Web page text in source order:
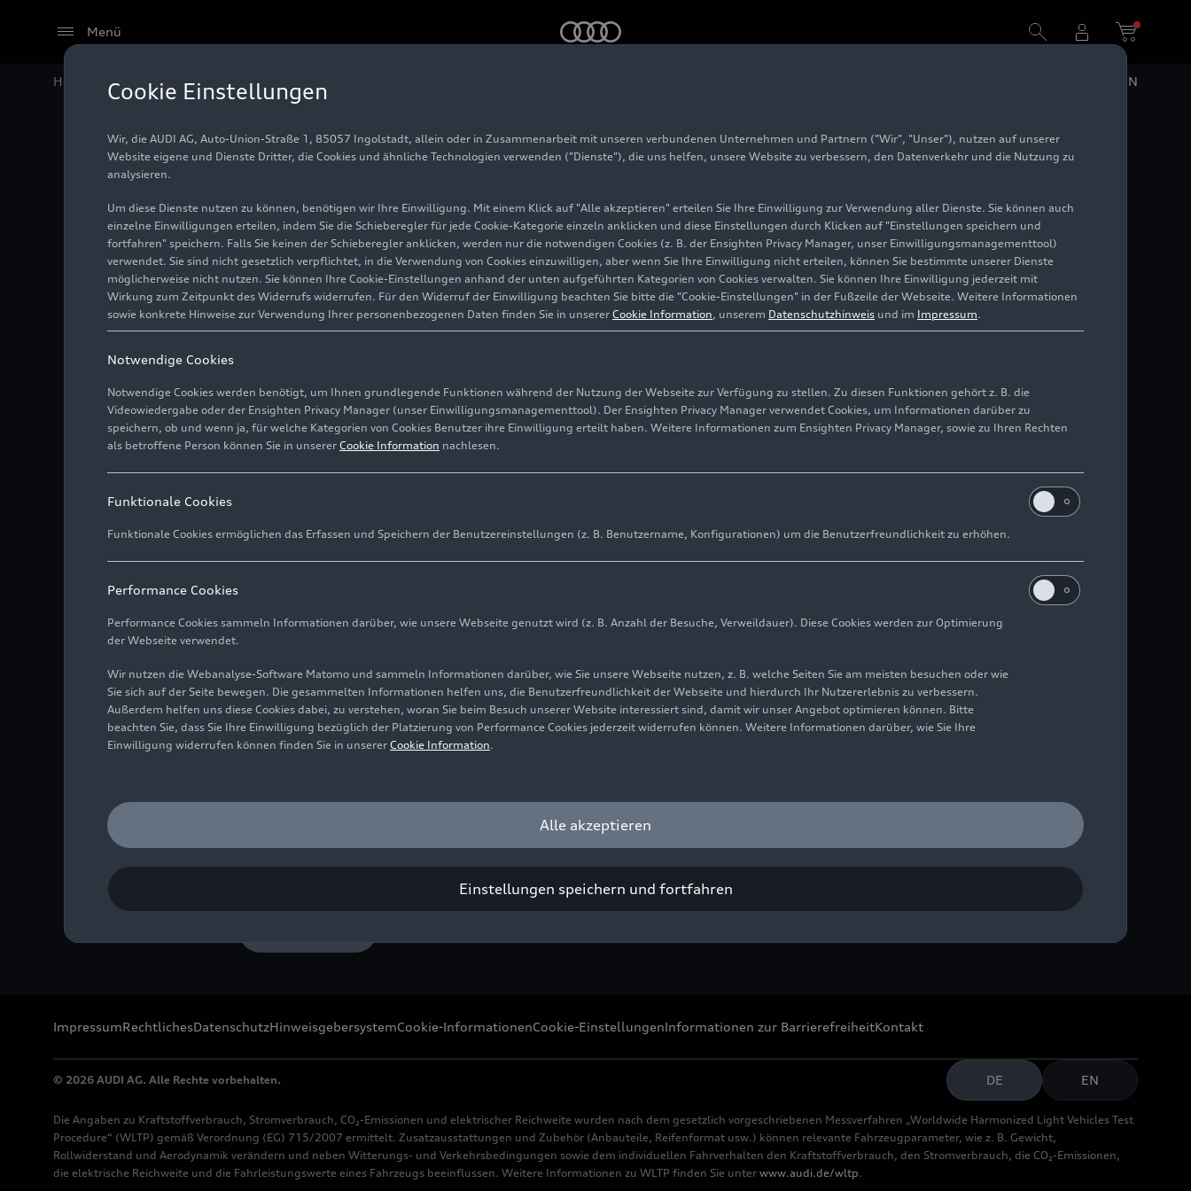
Menü
Home Audi Media Center Fotos EN
24h Spa 2022
Foto 31.07.2022 Spa-Francorchamps
Audi R8 LMS #66 (Audi Sport Team Attempto), Ricardo Feller/Dennis Marschall/Markus Winkelhock
Rechte: Verwendung für Pressezwecke honorarfrei
ImpressumRechtlichesDatenschutzHinweisgebersystemCookie-InformationenCookie-EinstellungenInformationen zur BarrierefreiheitKontakt
© 2026 AUDI AG. Alle Rechte vorbehalten. DE EN
Die Angaben zu Kraftstoffverbrauch, Stromverbrauch, CO₂-Emissionen und elektrischer Reichweite wurden nach dem gesetzlich vorgeschriebenen Messverfahren „Worldwide Harmonized Light Vehicles Test
Procedure“ (WLTP) gemäß Verordnung (EG) 715/2007 ermittelt. Zusatzausstattungen und Zubehör (Anbauteile, Reifenformat usw.) können relevante Fahrzeugparameter, wie z. B. Gewicht,
Rollwiderstand und Aerodynamik verändern und neben Witterungs- und Verkehrsbedingungen sowie dem individuellen Fahrverhalten den Kraftstoffverbrauch, den Stromverbrauch, die CO₂-Emissionen,
die elektrische Reichweite und die Fahrleistungswerte eines Fahrzeugs beeinflussen. Weitere Informationen zu WLTP finden Sie unter www.audi.de/wltp.
Cookie Einstellungen
Wir, die AUDI AG, Auto-Union-Straße 1, 85057 Ingolstadt, allein oder in Zusammenarbeit mit unseren verbundenen Unternehmen und Partnern ("Wir", "Unser"), nutzen auf unserer
Website eigene und Dienste Dritter, die Cookies und ähnliche Technologien verwenden ("Dienste"), die uns helfen, unsere Website zu verbessern, den Datenverkehr und die Nutzung zu
analysieren.
Um diese Dienste nutzen zu können, benötigen wir Ihre Einwilligung. Mit einem Klick auf "Alle akzeptieren" erteilen Sie Ihre Einwilligung zur Verwendung aller Dienste. Sie können auch
einzelne Einwilligungen erteilen, indem Sie die Schieberegler für jede Cookie-Kategorie einzeln anklicken und diese Einstellungen durch Klicken auf "Einstellungen speichern und
fortfahren" speichern. Falls Sie keinen der Schieberegler anklicken, werden nur die notwendigen Cookies (z. B. der Ensighten Privacy Manager, unser Einwilligungsmanagementtool)
verwendet. Sie sind nicht gesetzlich verpflichtet, in die Verwendung von Cookies einzuwilligen, aber wenn Sie Ihre Einwilligung nicht erteilen, können Sie bestimmte unserer Dienste
möglicherweise nicht nutzen. Sie können Ihre Cookie-Einstellungen anhand der unten aufgeführten Kategorien von Cookies verwalten. Sie können Ihre Einwilligung jederzeit mit
Wirkung zum Zeitpunkt des Widerrufs widerrufen. Für den Widerruf der Einwilligung beachten Sie bitte die "Cookie-Einstellungen" in der Fußzeile der Webseite. Weitere Informationen
sowie konkrete Hinweise zur Verwendung Ihrer personenbezogenen Daten finden Sie in unserer Cookie Information, unserem Datenschutzhinweis und im Impressum.
Notwendige Cookies
Notwendige Cookies werden benötigt, um Ihnen grundlegende Funktionen während der Nutzung der Webseite zur Verfügung zu stellen. Zu diesen Funktionen gehört z. B. die
Videowiedergabe oder der Ensighten Privacy Manager (unser Einwilligungsmanagementtool). Der Ensighten Privacy Manager verwendet Cookies, um Informationen darüber zu
speichern, ob und wenn ja, für welche Kategorien von Cookies Benutzer ihre Einwilligung erteilt haben. Weitere Informationen zum Ensighten Privacy Manager, sowie zu Ihren Rechten
als betroffene Person können Sie in unserer Cookie Information nachlesen.
Funktionale Cookies
Funktionale Cookies ermöglichen das Erfassen und Speichern der Benutzereinstellungen (z. B. Benutzername, Konfigurationen) um die Benutzerfreundlichkeit zu erhöhen.
Performance Cookies
Performance Cookies sammeln Informationen darüber, wie unsere Webseite genutzt wird (z. B. Anzahl der Besuche, Verweildauer). Diese Cookies werden zur Optimierung
der Webseite verwendet.
Wir nutzen die Webanalyse-Software Matomo und sammeln Informationen darüber, wie Sie unsere Webseite nutzen, z. B. welche Seiten Sie am meisten besuchen oder wie
Sie sich auf der Seite bewegen. Die gesammelten Informationen helfen uns, die Benutzerfreundlichkeit der Webseite und hierdurch Ihr Nutzererlebnis zu verbessern.
Außerdem helfen uns diese Cookies dabei, zu verstehen, woran Sie beim Besuch unserer Website interessiert sind, damit wir unser Angebot optimieren können. Bitte
beachten Sie, dass Sie Ihre Einwilligung bezüglich der Platzierung von Performance Cookies jederzeit widerrufen können. Weitere Informationen darüber, wie Sie Ihre
Einwilligung widerrufen können finden Sie in unserer Cookie Information.
Alle akzeptieren
Einstellungen speichern und fortfahren